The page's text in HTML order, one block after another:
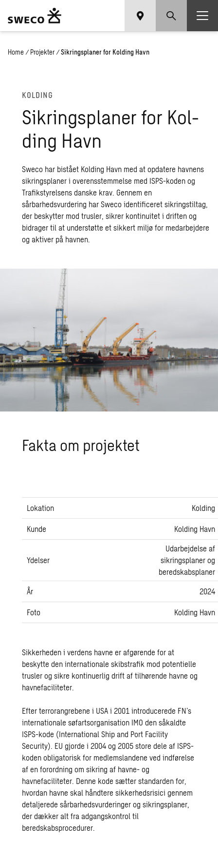
Home / Projekter / Sikringsplaner for Kolding Havn
KOL­DING
Sik­rings­pla­ner for Kol­
ding Havn
Sweco har bistået Kolding Havn med at opdatere havnens
sikringsplaner i overensstemmelse med ISPS-koden og
Trafikstyrelsens danske krav. Gennem en
sårbarhedsvurdering har Sweco identificeret sikringstiltag,
der beskytter mod trusler, sikrer kontinuitet i driften og
bidrager til at understøtte et sikkert miljø for medarbejdere
og aktiver på havnen.
Fakta om pro­jek­tet
Lokation Kolding
Kunde Kolding Havn
Ydelser
Udarbejdelse af
sikringsplaner og
beredskabsplaner
År 2024
Foto Kolding Havn
Sikkerheden i verdens havne er afgørende for at
beskytte den internationale skibstrafik mod potentielle
trusler og sikre kontinuerlig drift af tilhørende havne og
havnefaciliteter.
Efter terrorangrebene i USA i 2001 introducerede FN’s
internationale søfartsorganisation IMO den såkaldte
ISPS-kode (International Ship and Port Facility
Security). EU gjorde i 2004 og 2005 store dele af ISPS-
koden obligatorisk for medlemslandene ved indførelse
af en forordning om sikring af havne- og
havnefaciliteter. Denne kode sætter standarden for,
hvordan havne skal håndtere sikkerhedsrisici gennem
detaljerede sårbarhedsvurderinger og sikringsplaner,
der dækker alt fra adgangskontrol til
beredskabsprocedurer.